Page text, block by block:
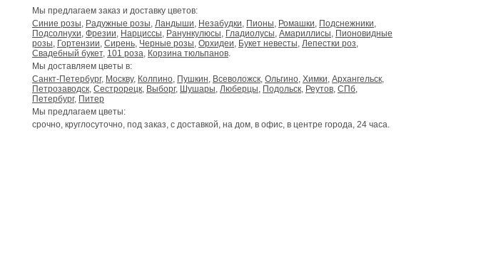
Мы предлагаем заказ и доставку цветов:
Синие розы, Радужные розы, Ландыши, Незабудки, Пионы, Ромашки, Подснежники,
Подсолнухи, Фрезии, Нарциссы, Ранункулюсы, Гладиолусы, Амариллисы, Пионовидные
розы, Гортензии, Сирень, Черные розы, Орхидеи, Букет невесты, Лепестки роз,
Свадебный букет, 101 роза, Корзина тюльпанов.
Мы доставляем цветы в:
Санкт-Петербург, Москву, Колпино, Пушкин, Всеволожск, Ольгино, Химки, Архангельск,
Петрозаводск, Сестрорецк, Выборг, Шушары, Люберцы, Подольск, Реутов, СПб,
Петербург, Питер
Мы предлагаем цветы:
срочно, круглосуточно, под заказ, с доставкой, на дом, в офис, в центре города, 24 часа.